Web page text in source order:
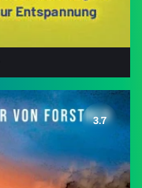
3.7